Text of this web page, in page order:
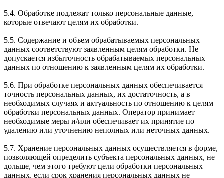
5.4. Обработке подлежат только персональные данные,
которые отвечают целям их обработки.
5.5. Содержание и объем обрабатываемых персональных
данных соответствуют заявленным целям обработки. Не
допускается избыточность обрабатываемых персональных
данных по отношению к заявленным целям их обработки.
5.6. При обработке персональных данных обеспечивается
точность персональных данных, их достаточность, а в
необходимых случаях и актуальность по отношению к целям
обработки персональных данных. Оператор принимает
необходимые меры и/или обеспечивает их принятие по
удалению или уточнению неполных или неточных данных.
5.7. Хранение персональных данных осуществляется в форме,
позволяющей определить субъекта персональных данных, не
дольше, чем этого требуют цели обработки персональных
данных, если срок хранения персональных данных не